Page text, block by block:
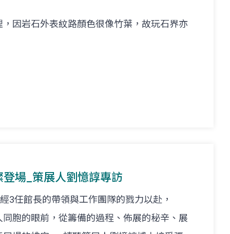
因岩石外表紋路顏色很像竹葉，故玩石界亦
登場_策展人劉憶諄專訪
3任館長的帶領與工作團隊的戮力以赴，
胞的眼前，從籌備的過程、佈展的秘辛、展